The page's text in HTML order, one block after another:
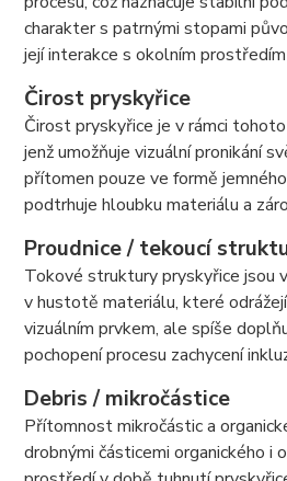
charakter s patrnými stopami
její interakce s okolním
Čirost pryskyřice
Čirost pryskyřice je v rámci
jenž umožňuje vizuální pronikání
přítomen pouze ve formě
podtrhuje hloubku materiálu a
Proudnice / tekoucí
Tokové struktury pryskyřice jsou
v hustotě materiálu, které
vizuálním prvkem, ale spíše
pochopení procesu zachycení
Debris / mikročástice
Přítomnost mikročástic a
drobnými částicemi organického